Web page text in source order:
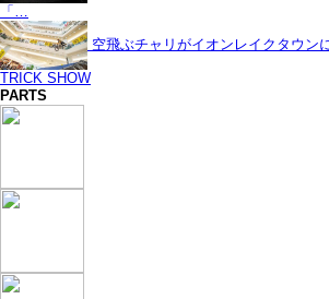
「…
空飛ぶチャリがイオンレイクタウン
TRICK SHOW
PARTS